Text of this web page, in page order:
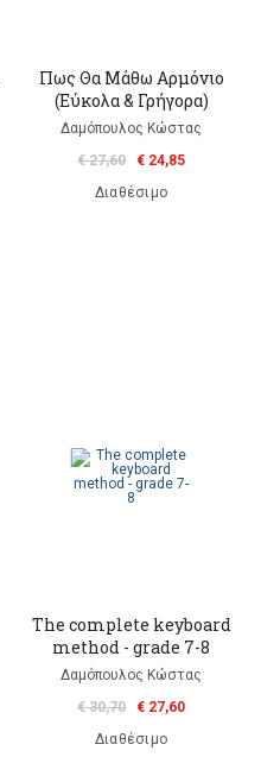
Πως Θα Mάθω Αρμόνιο
(Εύκολα & Γρήγορα)
Δαμόπουλος Κώστας
€ 27,60
€ 24,85
Διαθέσιμο
The complete keyboard
method - grade 7-8
Δαμόπουλος Κώστας
€ 30,70
€ 27,60
Διαθέσιμο